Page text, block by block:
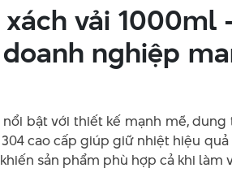
vải 1000ml
nghiệp
nổi bật với thiết kế mạnh mẽ,
cao cấp giúp giữ nhiệt hiệu
sản phẩm phù hợp cả khi làm